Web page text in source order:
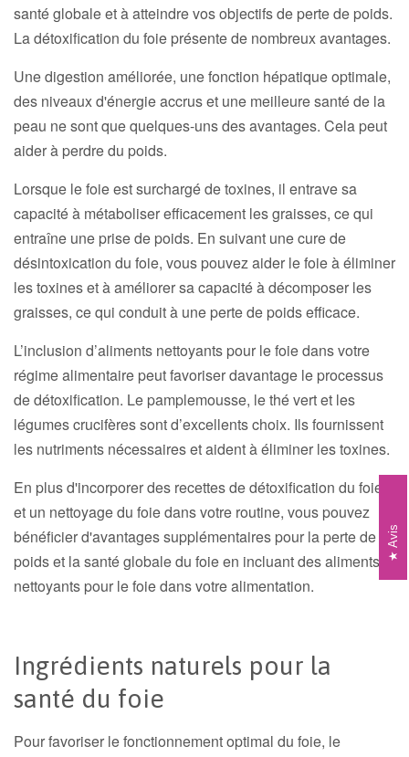
santé globale et à atteindre vos objectifs de perte de poids.
La détoxification du foie présente de nombreux avantages.
Une digestion améliorée, une fonction hépatique optimale,
des niveaux d'énergie accrus et une meilleure santé de la
peau ne sont que quelques-uns des avantages. Cela peut
aider à perdre du poids.
Lorsque le foie est surchargé de toxines, il entrave sa
capacité à métaboliser efficacement les graisses, ce qui
entraîne une prise de poids. En suivant une cure de
désintoxication du foie, vous pouvez aider le foie à éliminer
les toxines et à améliorer sa capacité à décomposer les
graisses, ce qui conduit à une perte de poids efficace.
L’inclusion d’aliments nettoyants pour le foie dans votre
régime alimentaire peut favoriser davantage le processus
de détoxification. Le pamplemousse, le thé vert et les
légumes crucifères sont d’excellents choix. Ils fournissent
les nutriments nécessaires et aident à éliminer les toxines.
En plus d'incorporer des recettes de détoxification du foie
et un nettoyage du foie dans votre routine, vous pouvez
bénéficier d'avantages supplémentaires pour la perte de
poids et la santé globale du foie en incluant des aliments
nettoyants pour le foie dans votre alimentation.
Ingrédients naturels pour la
santé du foie
Pour favoriser le fonctionnement optimal du foie, le
Avis